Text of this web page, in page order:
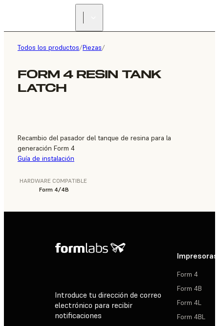
Todos los productos/Piezas/
FORM 4 RESIN TANK
LATCH
Recambio del pasador del tanque de resina para la
generación Form 4
Guía de instalación
HARDWARE COMPATIBLE
Form 4/4B
Introduce tu dirección de correo
electrónico para recibir
notificaciones
Impresoras
Form 4
Form 4B
Form 4L
Form 4BL